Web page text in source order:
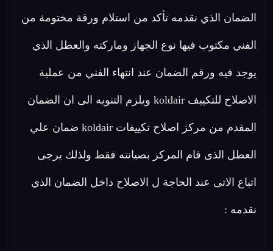
الضمان الذي نقدمه تأكد من استلام ورقة مختومة من
الفني مكتوب فيها نوع الجهاز وماركته والعطل الذي
يوجد فيه ورقم الضمان عند انتهاء الفني من عملية
الاصلاح للتكييف koldair ويلزم التنويه الى ان الضمان
المقدم من مركز اصلاح تكييفات koldair ضمان علي
العطل الذى قام المركز بصيانته فقط ولذلك يرجى
اتباع الاتى عند الحاجة ل الاصلاح داخل الضمان الذي
نقدمه :